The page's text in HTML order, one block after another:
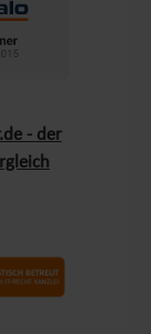
ist es
in Europa so
sind.
und
Terrasse,
Herzen